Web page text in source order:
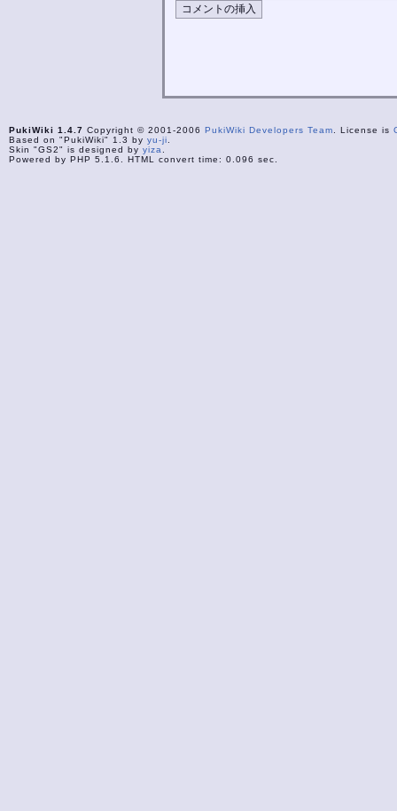
PukiWiki 1.4.7 Copyright © 2001-2006 PukiWiki Developers Team . License is
Based on "PukiWiki" 1.3 by yu-ji
Skin "GS2" is designed by yiza
Powered by PHP 5.1.6. HTML convert time: 0.096 sec.